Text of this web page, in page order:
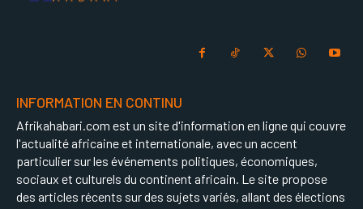
INFORMATION EN CONTINU
Afrikahabari.com est un site d'information en ligne qui couvre
l'actualité africaine et internationale, avec un accent
particulier sur les événements politiques, économiques,
sociaux et culturels du continent africain. Le site propose
des articles récents sur des sujets variés, allant des élections